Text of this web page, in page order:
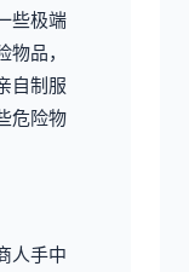
些极端
品，
自制服
危险物
人手中